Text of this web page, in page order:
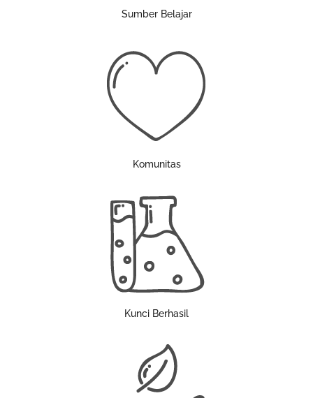
Sumber Belajar
Komunitas
Kunci Berhasil